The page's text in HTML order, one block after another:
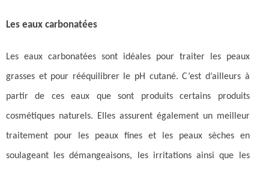
Les eaux carbonatées
Les eaux carbonatées sont idéales pour traiter les peaux
grasses et pour rééquilibrer le pH cutané. C’est d’ailleurs à
partir de ces eaux que sont produits certains produits
cosmétiques naturels. Elles assurent également un meilleur
traitement pour les peaux fines et les peaux sèches en
soulageant les démangeaisons, les irritations ainsi que les